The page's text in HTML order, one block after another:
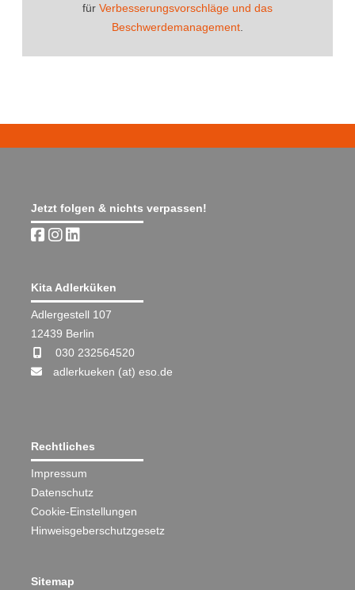
für Verbesserungsvorschläge und das
Beschwerdemanagement
Jetzt folgen & nichts verpassen!
Kita Adlerküken
Adlergestell 107
12439 Berlin
030 232564520
adlerkueken (at) eso.de
Rechtliches
Impressum
Datenschutz
Cookie-Einstellungen
Hinweisgeberschutzgesetz
Sitemap